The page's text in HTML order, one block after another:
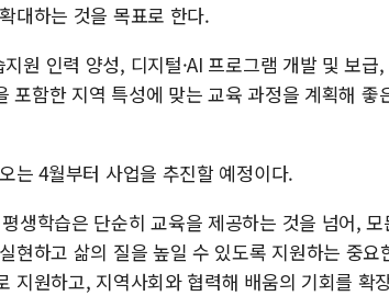
대하는 것을 목표로 한다.
원 인력 양성, 디지털·AI 프로그램 개발 및 보
포함한 지역 특성에 맞는 교육 과정을 계획해 좋
는 4월부터 사업을 추진할 예정이다.
생학습은 단순히 교육을 제공하는 것을 넘어,
현하고 삶의 질을 높일 수 있도록 지원하는 중
지원하고, 지역사회와 협력해 배움의 기회를 확